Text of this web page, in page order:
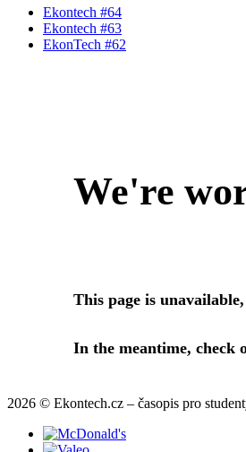
Ekontech #64
Ekontech #63
EkonTech #62
2026 © Ekontech.cz – časopis pro